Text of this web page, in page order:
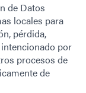
de Datos
locales para
pérdida,
por
procesos de
de